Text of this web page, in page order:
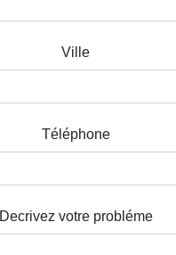
Ville
Téléphone
Decrivez votre probléme